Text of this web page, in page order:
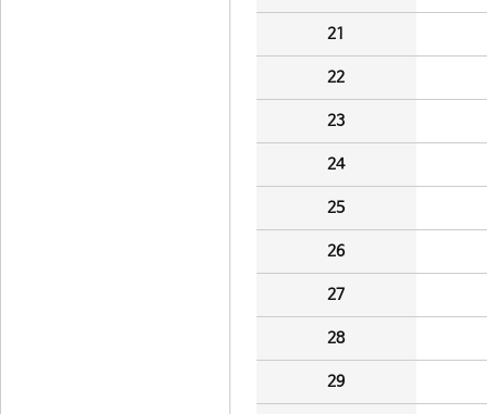
21
22
23
24
25
26
27
28
29